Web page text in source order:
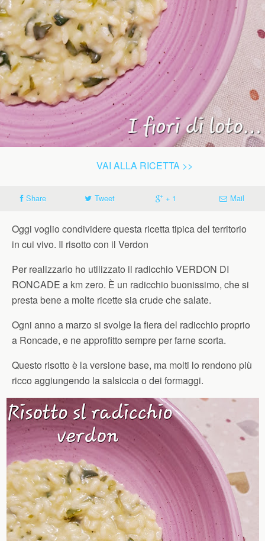
VAI ALLA RICETTA >>
Share Tweet + 1 Mail
Oggi voglio condividere questa ricetta tipica del territorio
in cui vivo. Il risotto con il Verdon
Per realizzarlo ho utilizzato il radicchio VERDON DI
RONCADE a km zero. È un radicchio buonissimo, che si
presta bene a molte ricette sia crude che salate.
Ogni anno a marzo si svolge la fiera del radicchio proprio
a Roncade, e ne approfitto sempre per farne scorta.
Questo risotto è la versione base, ma molti lo rendono più
ricco aggiungendo la salsiccia o dei formaggi.